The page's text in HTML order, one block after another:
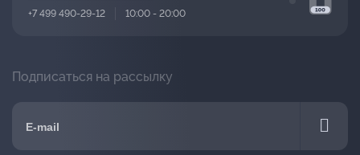
+7 499 490-29-12 10:00 - 20:00
Подписаться на рассылку